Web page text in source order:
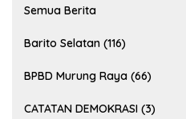
Semua Berita
Barito Selatan (116)
BPBD Murung Raya (66)
CATATAN DEMOKRASI (3)